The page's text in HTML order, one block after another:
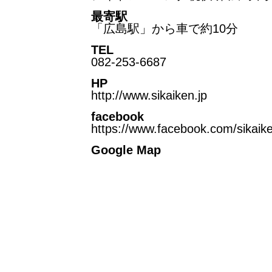
最寄駅
「広島駅」から車で約10分
TEL
082-253-6687
HP
http://www.sikaiken.jp
facebook
https://www.facebook.com/
Google Map